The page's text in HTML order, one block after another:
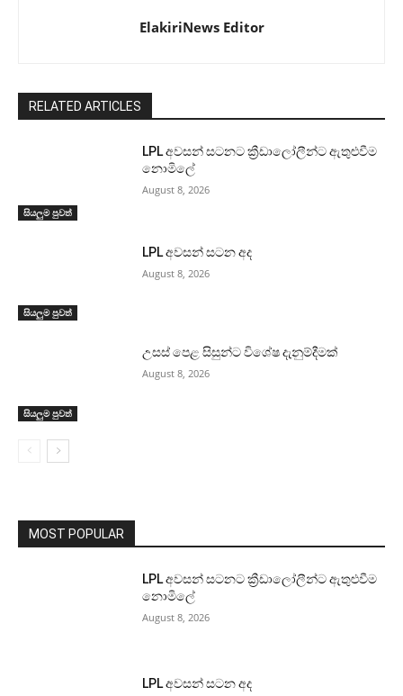
ElakiriNews Editor
RELATED ARTICLES
සියලුම පුවත්
LPL අවසන් සටනට ක්‍රීඩාලෝලීන්ට ඇතුළුවීම
නොමිලේ
August 8, 2026
සියලුම පුවත්
LPL අවසන් සටන අද
August 8, 2026
සියලුම පුවත්
උසස් පෙළ සිසුන්ට විශේෂ දැනුම්දීමක්
August 8, 2026
MOST POPULAR
LPL අවසන් සටනට ක්‍රීඩාලෝලීන්ට ඇතුළුවීම
නොමිලේ
August 8, 2026
LPL අවසන් සටන අද